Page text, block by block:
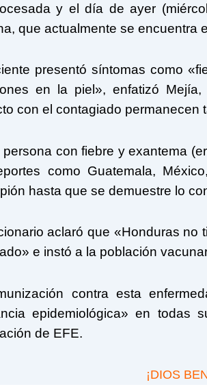
y el día de ayer
que actualmente se encuentra
presentó síntomas como
en la piel», enfatizó
con el contagiado permanecen
persona con fiebre y exantema
como Guatemala,
hasta que se demuestre lo
aclaró que «Honduras
e instó a la población
contra esta
epidemiológica» en todas
de EFE.
¡DIOS